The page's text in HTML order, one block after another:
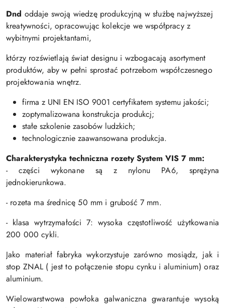
Dnd oddaje swoją wiedzę produkcyjną w służbę najwyższej
kreatywności, opracowując kolekcje we współpracy z
wybitnymi projektantami,
którzy rozświetlają świat designu i wzbogacają asortyment
produktów, aby w pełni sprostać potrzebom współczesnego
projektowania wnętrz.
firma z UNI EN ISO 9001 certyfikatem systemu jakości;
zoptymalizowana konstrukcja produkcj;
stałe szkolenie zasobów ludzkich;
technologicznie zaawansowana produkcja.
Charakterystyka techniczna rozety System VIS 7 mm:
- części wykonane są z nylonu PA6, sprężyna
jednokierunkowa.
- rozeta ma średnicę 50 mm i grubość 7 mm.
- klasa wytrzymałości 7: wysoka częstotliwość użytkowania
200 000 cykli.
Jako materiał fabryka wykorzystuje zarówno mosiądz, jak i
stop ZNAL ( jest to połączenie stopu cynku i aluminium) oraz
aluminium.
Wielowarstwowa powłoka galwaniczna gwarantuje wysoką